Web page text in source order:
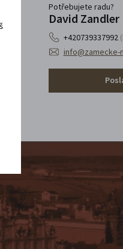
Potřebujete radu?
David Zandler
+420739337992
info@zamecke-